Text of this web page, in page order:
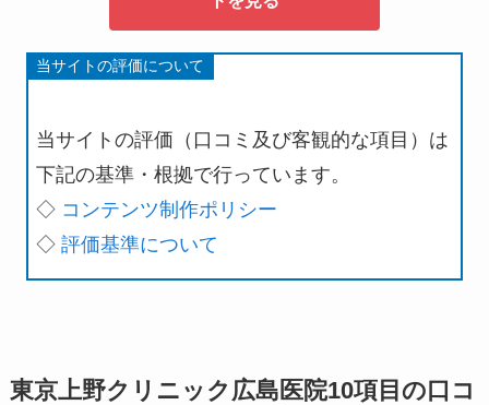
当サイトの評価について
当サイトの評価（口コミ及び客観的な項目）は
下記の基準・根拠で行っています。
◇ コンテンツ制作ポリシー
◇評価基準について
東京上野クリニック広島医院10項目の口コ